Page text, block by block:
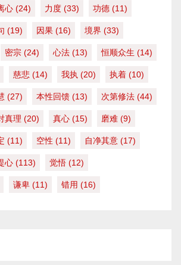
心 (24) 力度 (33) 功德 (11)
(19) 因果 (16) 境界 (33)
密宗 (24) 心法 (13) 恒顺众生 (14)
慈悲 (14) 我执 (20) 执着 (10)
(27) 本性回馈 (13) 次第修法 (44)
真理 (20) 真心 (15) 磨难 (9)
(11) 空性 (11) 自净其意 (17)
心 (113) 觉悟 (12)
谦卑 (11) 错用 (16)